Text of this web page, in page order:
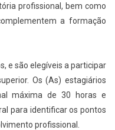
profissional, bem como
a formação
e são elegíveis a participar
Os (As) estagiários
máxima de 30 horas e
para identificar os pontos
profissional.